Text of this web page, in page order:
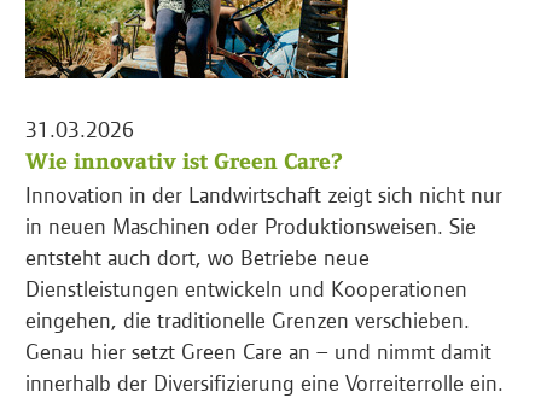
31.03.2026
Wie innovativ ist Green Care?
Innovation in der Landwirtschaft zeigt sich nicht nur
in neuen Maschinen oder Produktionsweisen. Sie
entsteht auch dort, wo Betriebe neue
Dienstleistungen entwickeln und Kooperationen
eingehen, die traditionelle Grenzen verschieben.
Genau hier setzt Green Care an – und nimmt damit
innerhalb der Diversifizierung eine Vorreiterrolle ein.